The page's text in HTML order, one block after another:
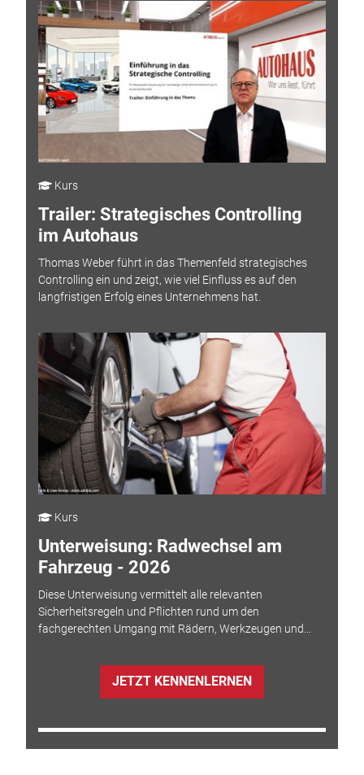
Kurs
Trailer: Strategisches Controlling
im Autohaus
Thomas Weber führt in das Themenfeld strategisches
Controlling ein und zeigt, wie viel Einfluss es auf den
langfristigen Erfolg eines Unternehmens hat.
Kurs
Unterweisung: Radwechsel am
Fahrzeug - 2026
Diese Unterweisung vermittelt alle relevanten
Sicherheitsregeln und Pflichten rund um den
fachgerechten Umgang mit Rädern, Werkzeugen und...
JETZT KENNENLERNEN